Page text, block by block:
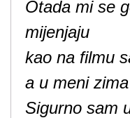
Otada mi se
mijenjaju
kao na filmu
a u meni
Sigurno sam